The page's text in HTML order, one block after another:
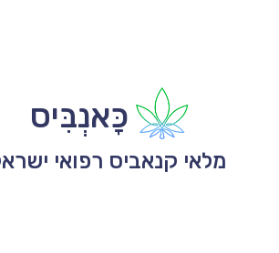
כָּאנְבִּיס
מלאי קנאביס רפואי